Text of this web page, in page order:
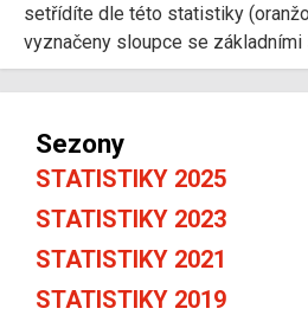
setřídíte dle této statistiky
vyznačeny sloupce se
Sezony
STATISTIKY 2025
STATISTIKY 2023
STATISTIKY 2021
STATISTIKY 2019